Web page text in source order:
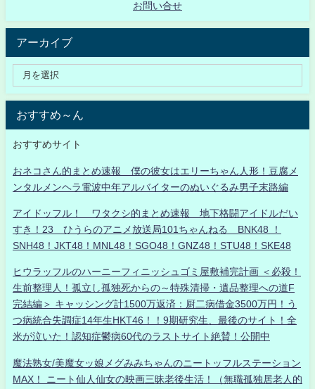
お問い合せ
アーカイブ
おすすめ～ん
おすすめサイト
おネコさん的まとめ速報 僕の彼女はエリーちゃん人形！豆腐メ
ンタルメンヘラ電波中年アルバイターのぬいぐるみ男子末路編
アイドッフル！ ワタクシ的まとめ速報 地下格闘アイドルだい
すき！23 ひうらのアニメ放送局101ちゃんねる BNK48 ！
SNH48！JKT48！MNL48！SGO48！GNZ48！STU48！SKE48
ヒウラッフルのハーニーフィニッシュゴミ屋敷補完計画 ＜必殺！
生前整理人！孤立し孤独死からの～特殊清掃・遺品整理への道F
完結編＞ キャッシング計1500万返済：厨二病借金3500万円！う
つ病統合失調症14年生HKT46！！9期研究生、最後のサイト！全
米が泣いた！認知症鬱病60代のラストサイト絶賛！公開中
魔法熟女/美魔女ッ娘メグみみちゃんのニートッフルステーション
MAX！ ニート仙人仙女の映画三昧老後生活！（無職孤独居老人的